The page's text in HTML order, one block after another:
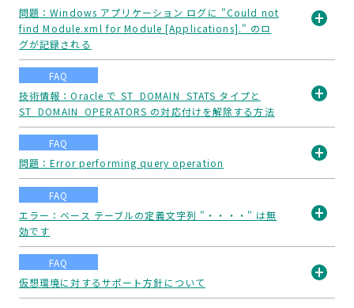
問題：Windows アプリケーション ログに "Could not
find Module.xml for Module [Applications]." のロ
グが記録される
く
FAQ
技術情報：Oracle で ST_DOMAIN_STATS タイプと
ST_DOMAIN_OPERATORS の対応付けを解除する方法
FAQ
問題：Error performing query operation
FAQ
エラー：ベース テーブルの定義文字列 "・・・・" は無
効です
FAQ
仮想環境に対するサポート方針について